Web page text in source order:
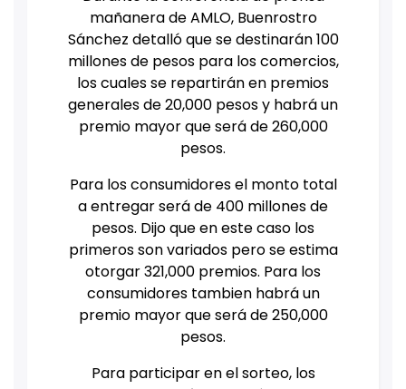
mañanera de AMLO, Buenrostro
Sánchez detalló que se destinarán 100
millones de pesos para los comercios,
los cuales se repartirán en premios
generales de 20,000 pesos y habrá un
premio mayor que será de 260,000
pesos.
Para los consumidores el monto total
a entregar será de 400 millones de
pesos. Dijo que en este caso los
primeros son variados pero se estima
otorgar 321,000 premios. Para los
consumidores tambien habrá un
premio mayor que será de 250,000
pesos.
Para participar en el sorteo, los